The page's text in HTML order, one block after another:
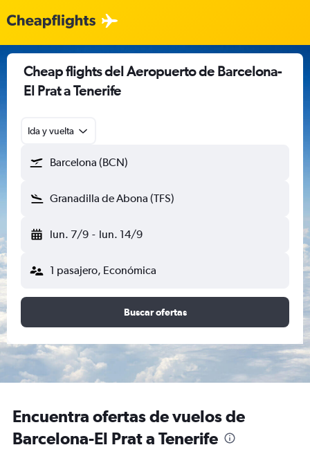
Cheap flights del Aeropuerto de Barcelona-
El Prat a Tenerife
Ida y vuelta
Barcelona (BCN)
Granadilla de Abona (TFS)
lun. 7/9 - lun. 14/9
1 pasajero, Económica
Buscar ofertas
Encuentra ofertas de vuelos de
Barcelona-El Prat a Tenerife